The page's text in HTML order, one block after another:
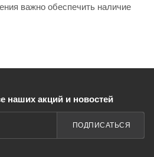
важно обеспечить наличие
наших акций и новостей
ПОДПИСАТЬСЯ